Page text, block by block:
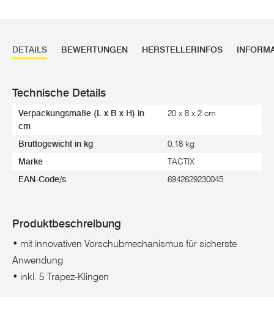
DETAILS BEWERTUNGEN HERSTELLERINFOS
Technische Details
Verpackungsmaße (L x B x H) in
cm
20 x 8 x 2 cm
Bruttogewicht in kg 0,18 kg
Marke TACTIX
EAN-Code/s 6942629230045
Produktbeschreibung
• mit innovativen Vorschubmechanismus für sicherste
Anwendung
• inkl. 5 Trapez-Klingen